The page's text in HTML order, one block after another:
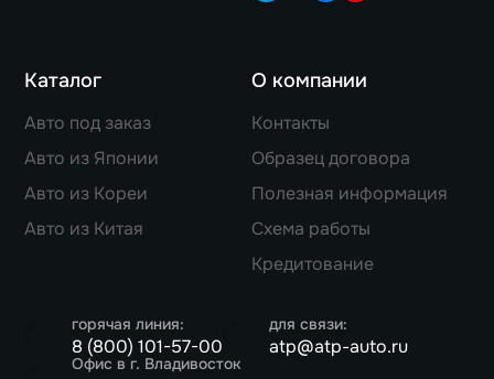
Каталог
Авто под заказ
Авто из Японии
Авто из Кореи
Авто из Китая
О компании
Контакты
Образец договора
Полезная информация
Схема работы
Кредитование
горячая линия:
8 (800) 101-57-00
для связи:
atp@atp-auto.ru
Офис в г. Владивосток